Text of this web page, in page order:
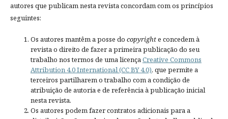
autores que publicam nesta revista concordam com os princípios
seguintes:
Os autores mantêm a posse do copyrighte concedem à
revista o direito de fazer a primeira publicação do seu
trabalho nos termos de uma licençaCreative Commons
Attribution 4.0 International (CC BY 4.0), que permite a
terceiros partilharem o trabalho com a condição de
atribuição de autoria e de referência à publicação inicial
nesta revista.
Os autores podem fazer contratos adicionais para a